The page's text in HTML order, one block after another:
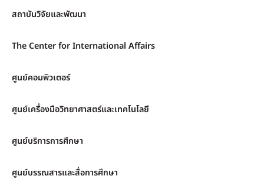
สถาบันวิจัยและพัฒนา
The Center for International Affairs
ศูนย์คอมพิวเตอร์
ศูนย์เครื่องมือวิทยาศาสตร์และเทคโนโลยี
ศูนย์บริการการศึกษา
ศูนย์บรรณสารและสื่อการศึกษา